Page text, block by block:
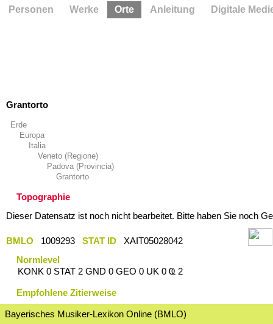
Grantorto
Erde
Europa
Italia
Veneto (Regione)
Padova (Provincia)
Grantorto
Topographie
Dieser Datensatz ist noch nicht bearbeitet. Bitte haben Sie noch
BMLO 1009293 STAT ID
XAIT05028042
Normlevel
KONK 0 STAT 2 GND 0 GEO 0 UK 0 Ҩ 2
Empfohlene Zitierweise
Bayerisches Musiker-Lexikon Online (BMLO)
Personen Werke Orte Anleitung Digitale